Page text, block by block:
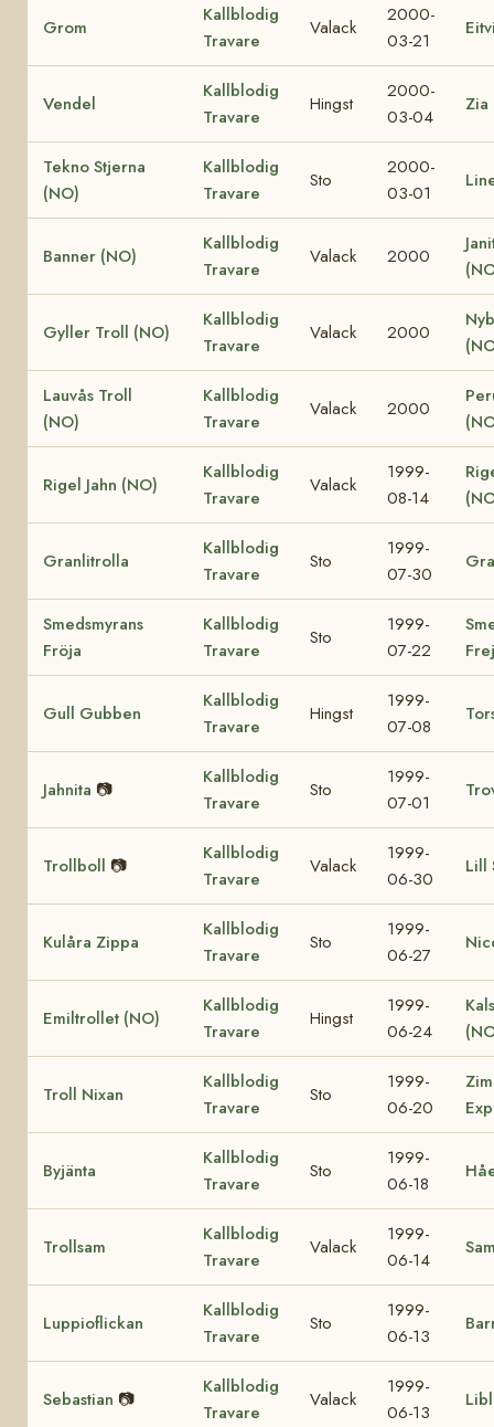
Grom
Kallblodig
Travare
Valack
2000-
03-21
Vendel
Kallblodig
Travare
Hingst
2000-
03-04
Zia
Tekno Stjerna
(NO)
Kallblodig
Travare
Sto
2000-
03-01
Banner (NO)
Kallblodig
Travare
Valack 2000
Gyller Troll (NO)
Kallblodig
Travare
Valack 2000
Lauvås Troll
(NO)
Kallblodig
Travare
Valack 2000
Rigel Jahn (NO)
Kallblodig
Travare
Valack
1999-
08-14
Granlitrolla
Kallblodig
Travare
Sto
1999-
07-30
Smedsmyrans
Fröja
Kallblodig
Travare
Sto
1999-
07-22
Gull Gubben
Kallblodig
Travare
Hingst
1999-
07-08
Jahnita 📷
Kallblodig
Travare
Sto
1999-
07-01
Trollboll 📷
Kallblodig
Travare
Valack
1999-
06-30
Lill
Kulåra Zippa
Kallblodig
Travare
Sto
1999-
06-27
Emiltrollet (NO)
Kallblodig
Travare
Hingst
1999-
06-24
Troll Nixan
Kallblodig
Travare
Sto
1999-
06-20
Byjänta
Kallblodig
Travare
Sto
1999-
06-18
Trollsam
Kallblodig
Travare
Valack
1999-
06-14
Luppioflickan
Kallblodig
Travare
Sto
1999-
06-13
Sebastian 📷
Kallblodig
Travare
Valack
1999-
06-13